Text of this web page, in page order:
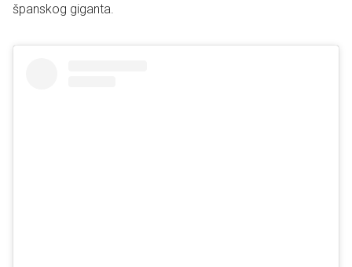
španskog giganta.